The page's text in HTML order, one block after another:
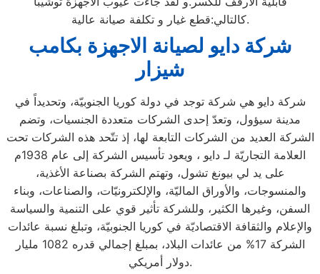
كالتالي:قطع غيار و تكلفة صيانة عالية.
شركة دايو لصيانة الاجهزة بكامب
شيزار
شركة دايو هي شركة توجد في دولة كوريا الجنوبيّة، وتحديداً في
مدينة سيؤول، وتعدّ إحدى الشركات متعددة الجنسيات، وتضم
الشركة العديد من الشركات التابعة لها، إذ تتّحد هذه الشركات تحت
العلامة التجاريّة لـ دايو ، ويعود تأسيس الشركة إلى عام 1938م
على يد لي بيونغ تشول، وتهتم الشركة بصناعة الأغذية،
والمنسوجات، والأوراق الماليّة، والإلكترونيّات، والصناعات، وبناء
السفن، وغيرها الكثير، وللشركة تأثير قوي على التنمية والسياسة
والإعلام والثقافة الاقتصاديّة في كوريا الجنوبيّة، وتبلغ نسبة عائدات
الشركة 17% من عائدات البلاد، بمبلغ إجمالي قدره 1082 مليار
دولار أمريكي.